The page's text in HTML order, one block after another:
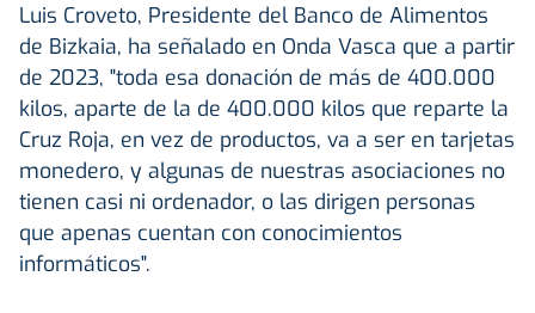
Luis Croveto, Presidente del Banco de Alimentos
de Bizkaia, ha señalado en Onda Vasca que a partir
de 2023, "toda esa donación de más de 400.000
kilos, aparte de la de 400.000 kilos que reparte la
Cruz Roja, en vez de productos, va a ser en tarjetas
monedero, y algunas de nuestras asociaciones no
tienen casi ni ordenador, o las dirigen personas
que apenas cuentan con conocimientos
informáticos".